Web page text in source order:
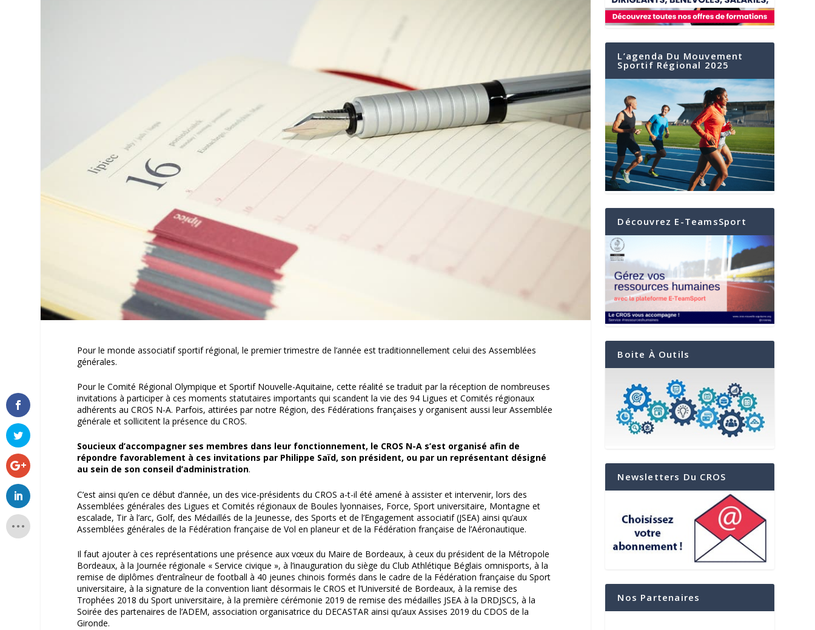
Pour le monde associatif sportif régional, le premier trimestre de l’année est traditionnellement celui des Assemblées
générales.
Pour le Comité Régional Olympique et Sportif Nouvelle-Aquitaine, cette réalité se traduit par la réception de nombreuses
invitations à participer à ces moments statutaires importants qui scandent la vie des 94 Ligues et Comités régionaux
adhérents au CROS N-A. Parfois, attirées par notre Région, des Fédérations françaises y organisent aussi leur Assemblée
générale et sollicitent la présence du CROS.
Soucieux d’accompagner ses membres dans leur fonctionnement, le CROS N-A s’est organisé afin de
répondre favorablement à ces invitations par Philippe Saïd, son président, ou par un représentant désigné
au sein de son conseil d’administration.
C’est ainsi qu’en ce début d’année, un des vice-présidents du CROS a-t-il été amené à assister et intervenir, lors des
Assemblées générales des Ligues et Comités régionaux de Boules lyonnaises, Force, Sport universitaire, Montagne et
escalade, Tir à l’arc, Golf, des Médaillés de la Jeunesse, des Sports et de l’Engagement associatif (JSEA) ainsi qu’aux
Assemblées générales de la Fédération française de Vol en planeur et de la Fédération française de l’Aéronautique.
Il faut ajouter à ces représentations une présence aux vœux du Maire de Bordeaux, à ceux du président de la Métropole
Bordeaux, à la Journée régionale « Service civique », à l’inauguration du siège du Club Athlétique Béglais omnisports, à la
remise de diplômes d’entraîneur de football à 40 jeunes chinois formés dans le cadre de la Fédération française du Sport
universitaire, à la signature de la convention liant désormais le CROS et l’Université de Bordeaux, à la remise des
Trophées 2018 du Sport universitaire, à la première cérémonie 2019 de remise des médailles JSEA à la DRDJSCS, à la
Soirée des partenaires de l’ADEM, association organisatrice du DECASTAR ainsi qu’aux Assises 2019 du CDOS de la
Gironde.
L’agenda Du Mouvement
Sportif Régional 2025
Découvrez E-TeamsSport
Boite À Outils
Newsletters Du CROS
Nos Partenaires